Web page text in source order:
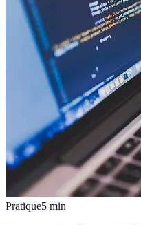
Pratique5 min